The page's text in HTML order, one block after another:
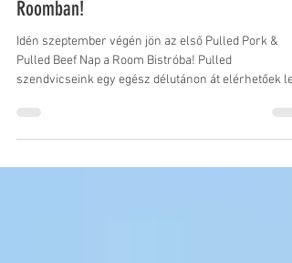
Pulled Pork és Pulled Beef Nap a
Roomban!
Idén szeptember végén jön az első Pulled Pork &
Pulled Beef Nap a Room Bistróba! Pulled